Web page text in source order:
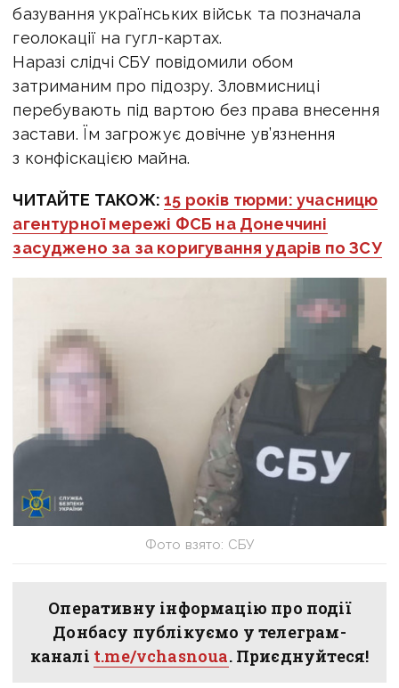
базування українських військ та позначала
геолокації на гугл-картах.
Наразі слідчі СБУ повідомили обом
затриманим про підозру. Зловмисниці
перебувають під вартою без права внесення
застави. Їм загрожує довічне ув’язнення
з конфіскацією майна.
ЧИТАЙТЕ ТАКОЖ:15 років тюрми: учасницю
агентурної мережі ФСБ на Донеччині
засуджено за за коригування ударів по ЗСУ
Фото взято: СБУ
Оперативну інформацію про події
Донбасу публікуємо у телеграм-
каналі t.me/vchasnoua. Приєднуйтеся!